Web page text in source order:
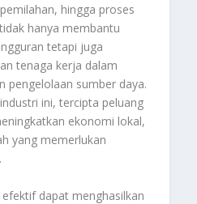
hingga proses
hanya membantu
tetapi juga
tenaga kerja dalam
pengelolaan sumber daya.
ini, tercipta peluang
ekonomi lokal,
yang memerlukan
dapat menghasilkan